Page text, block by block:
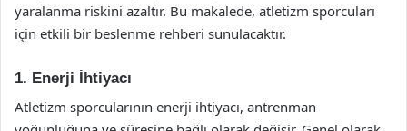
yaralanma riskini azaltır. Bu makalede, atletizm sporcuları
için etkili bir beslenme rehberi sunulacaktır.
1. Enerji İhtiyacı
Atletizm sporcularının enerji ihtiyacı, antrenman